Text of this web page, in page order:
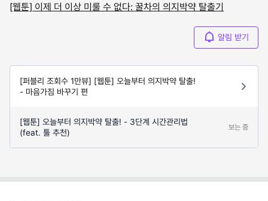
[웹툰] 이제 더 이상 미룰 수 없다: 꿀차의 의지박약 탈출기
알림 받기
[퍼블리 조회수 1만뷰] [웹툰] 오늘부터 의지박약 탈출!
- 마음가짐 바꾸기 편
[웹툰] 오늘부터 의지박약 탈출! - 3단계 시간관리법
(feat. 툴 추천)
보는 중